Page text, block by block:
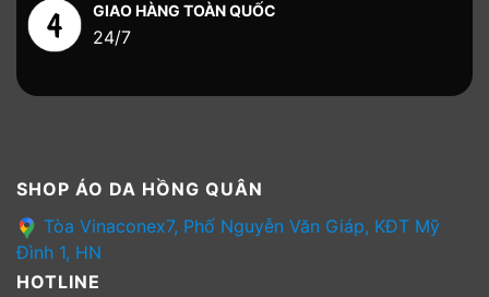
GIAO HÀNG TOÀN QUỐC
24/7
SHOP ÁO DA HỒNG QUÂN
Tòa Vinaconex7, Phố Nguyễn Văn Giáp, KĐT Mỹ
Đình 1, HN
HOTLINE